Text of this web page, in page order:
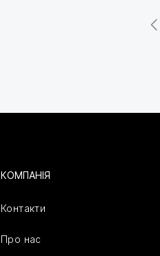
КОМПАНІЯ
Контакти
Про нас